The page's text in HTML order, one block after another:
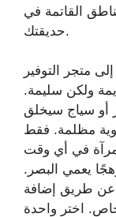
القاتمة في
حديقتك.
متجر التوفير
ولكن سليمة.
أو سياج سيخلق
مظلمة. فقط
في أي وقت
يعمي البصر.
عن طريق إضافة
اختر واحدة